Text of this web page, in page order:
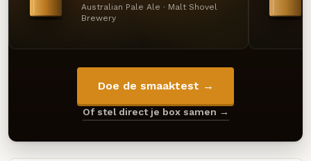
Australian Pale Ale · Malt Shovel
Brewery
Doe de smaaktest →
Of stel direct je box samen →